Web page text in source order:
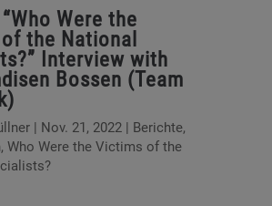
Were the
the National
Interview with
Bossen (Team
| Nov. 21, 2022 | Berichte,
, Who Were the Victims of the